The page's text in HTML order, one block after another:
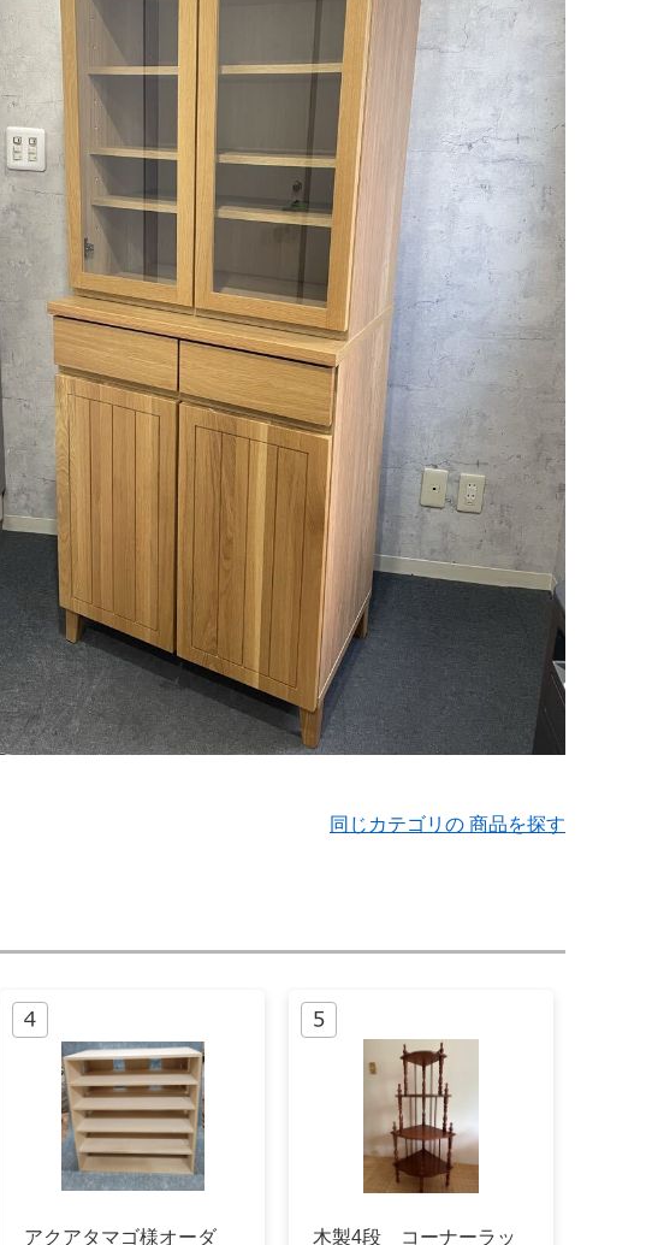
同じカテゴリの 商品を探す
アクアタマゴ様オーダ 木製4段 コーナーラッ